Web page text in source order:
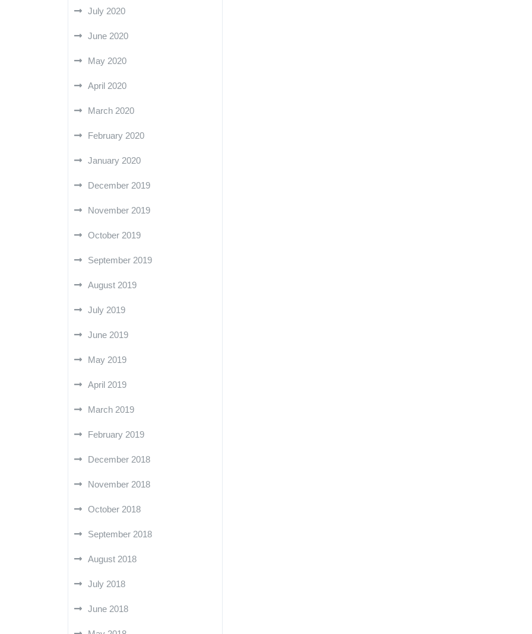
July 2020
June 2020
May 2020
April 2020
March 2020
February 2020
January 2020
December 2019
November 2019
October 2019
September 2019
August 2019
July 2019
June 2019
May 2019
April 2019
March 2019
February 2019
December 2018
November 2018
October 2018
September 2018
August 2018
July 2018
June 2018